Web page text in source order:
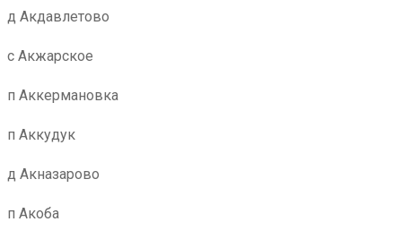
д Акдавлетово
с Акжарское
п Аккермановка
п Аккудук
д Акназарово
п Акоба